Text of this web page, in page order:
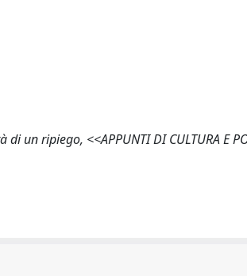
un ripiego, <<APPUNTI DI CULTURA E